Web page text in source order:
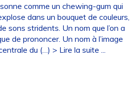
comme un chewing-gum qui
dans un bouquet de couleurs,
sons stridents. Un nom que l’on a
de prononcer. Un nom à l’image
du (…) > Lire la suite ...